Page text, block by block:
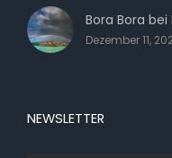
Bora Bora
Dezember 11,
NEWSLETTER